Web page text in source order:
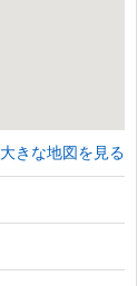
大きな地図を見る